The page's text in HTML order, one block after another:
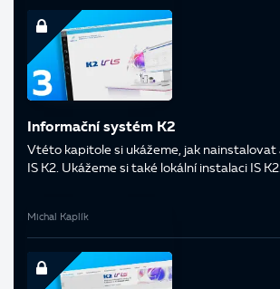
Informační systém K2
V této kapitole si ukážeme, jak
IS K2. Ukážeme si také lokální instalaci IS
Michal Kaplík